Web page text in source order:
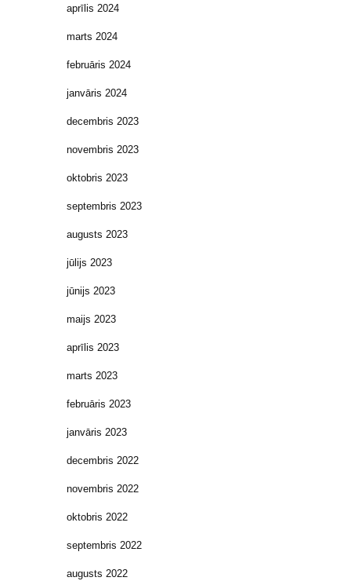
aprīlis 2024
marts 2024
februāris 2024
janvāris 2024
decembris 2023
novembris 2023
oktobris 2023
septembris 2023
augusts 2023
jūlijs 2023
jūnijs 2023
maijs 2023
aprīlis 2023
marts 2023
februāris 2023
janvāris 2023
decembris 2022
novembris 2022
oktobris 2022
septembris 2022
augusts 2022